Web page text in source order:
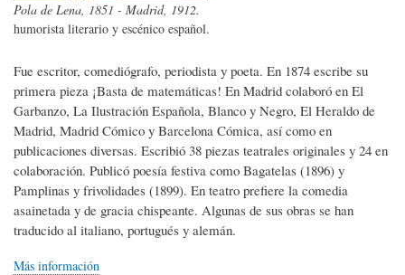
Pola de Lena, 1851 - Madrid, 1912.
humorista literario y escénico español.
Fue escritor, comediógrafo, periodista y poeta. En 1874 escribe su
primera pieza ¡Basta de matemáticas! En Madrid colaboró en El
Garbanzo, La Ilustración Española, Blanco y Negro, El Heraldo de
Madrid, Madrid Cómico y Barcelona Cómica, así como en
publicaciones diversas. Escribió 38 piezas teatrales originales y 24 en
colaboración. Publicó poesía festiva como Bagatelas (1896) y
Pamplinas y frivolidades (1899). En teatro prefiere la comedia
asainetada y de gracia chispeante. Algunas de sus obras se han
traducido al italiano, portugués y alemán.
Más información